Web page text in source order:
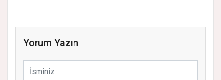
Yorum Yazın